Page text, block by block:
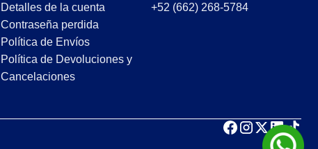
Detalles de la cuenta
Contraseña perdida
Política de Envíos
Política de Devoluciones y
Cancelaciones
+52 (662) 268-5784